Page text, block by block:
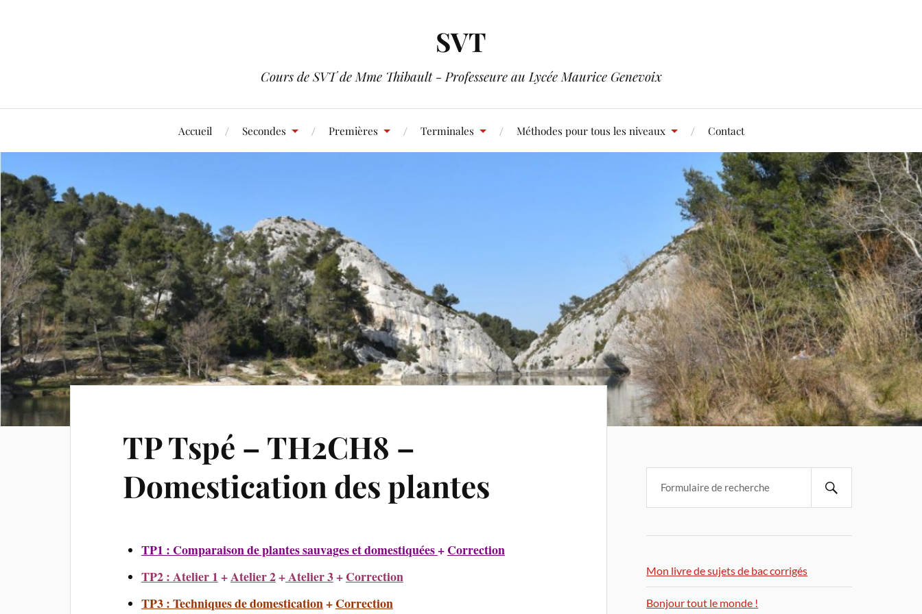
SVT
Cours de SVT de Mme Thibault - Professeure au Lycée Maurice Genevoix
Accueil Secondes Premières Terminales Méthodes pour tous les niveaux Contact
TP Tspé – TH2CH8 –
Domestication des plantes
TP1 : Comparaison de plantes sauvages et domestiquées+Correction
TP2 : Atelier 1+Atelier 2+Atelier 3+Correction
TP3 : Techniques de domestication+Correction
Mon livre de sujets de bac corrigés
Bonjour tout le monde !